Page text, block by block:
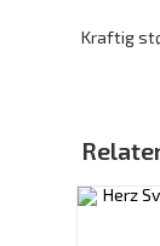
Kraftig